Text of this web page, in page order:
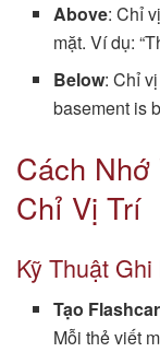
Above: Chỉ
mặt. Ví dụ:
Below: Chỉ
basement is
Cách
Chỉ Vị Trí
Kỹ Thuật
Tạo
Mỗi thẻ viết